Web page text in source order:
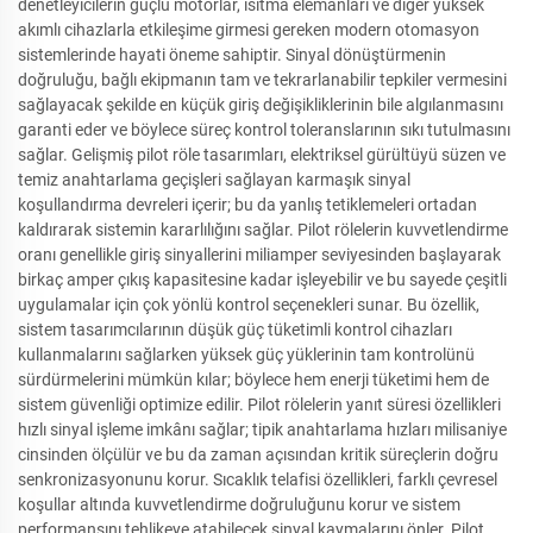
denetleyicilerin güçlü motorlar, ısıtma elemanları ve diğer yüksek
akımlı cihazlarla etkileşime girmesi gereken modern otomasyon
sistemlerinde hayati öneme sahiptir. Sinyal dönüştürmenin
doğruluğu, bağlı ekipmanın tam ve tekrarlanabilir tepkiler vermesini
sağlayacak şekilde en küçük giriş değişikliklerinin bile algılanmasını
garanti eder ve böylece süreç kontrol toleranslarının sıkı tutulmasını
sağlar. Gelişmiş pilot röle tasarımları, elektriksel gürültüyü süzen ve
temiz anahtarlama geçişleri sağlayan karmaşık sinyal
koşullandırma devreleri içerir; bu da yanlış tetiklemeleri ortadan
kaldırarak sistemin kararlılığını sağlar. Pilot rölelerin kuvvetlendirme
oranı genellikle giriş sinyallerini miliamper seviyesinden başlayarak
birkaç amper çıkış kapasitesine kadar işleyebilir ve bu sayede çeşitli
uygulamalar için çok yönlü kontrol seçenekleri sunar. Bu özellik,
sistem tasarımcılarının düşük güç tüketimli kontrol cihazları
kullanmalarını sağlarken yüksek güç yüklerinin tam kontrolünü
sürdürmelerini mümkün kılar; böylece hem enerji tüketimi hem de
sistem güvenliği optimize edilir. Pilot rölelerin yanıt süresi özellikleri
hızlı sinyal işleme imkânı sağlar; tipik anahtarlama hızları milisaniye
cinsinden ölçülür ve bu da zaman açısından kritik süreçlerin doğru
senkronizasyonunu korur. Sıcaklık telafisi özellikleri, farklı çevresel
koşullar altında kuvvetlendirme doğruluğunu korur ve sistem